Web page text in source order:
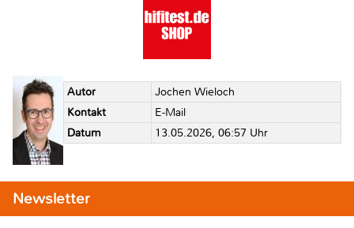
Autor
Jochen Wieloch
Kontakt
E-Mail
Datum
13.05.2026, 06:57 Uhr
Newsletter